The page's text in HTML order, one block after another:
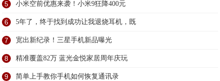
5 小米空前优惠来袭！小米9狂降400元
6 5年了，终于找到成功让我退烧耳机，既
7 宽出新纪录！三星手机新品曝光
8 精准覆盖82万 蓝光金悦家居周年庆玩
9 简单上手教你手机如何恢复通讯录